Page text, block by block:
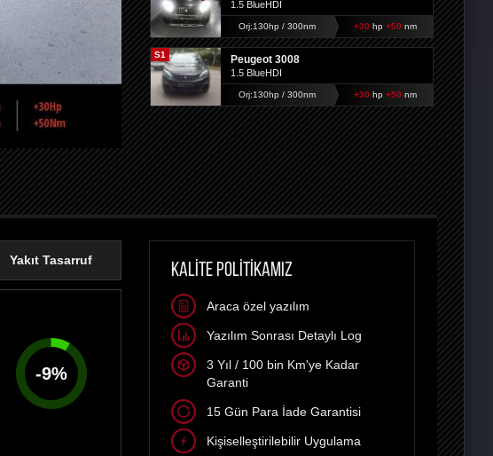
1.5 BlueHDI
Orj:130hp / 300nm +30 hp +50 nm
S1 Peugeot 3008
1.5 BlueHDI
Orj:130hp / 300nm +30 hp +50 nm
Yakıt Tasarruf
-9%
KALİTE POLİTİKAMIZ
Araca özel yazılım
Yazılım Sonrası Detaylı Log
3 Yıl / 100 bin Km'ye Kadar
Garanti
15 Gün Para İade Garantisi
Kişiselleştirilebilir Uygulama